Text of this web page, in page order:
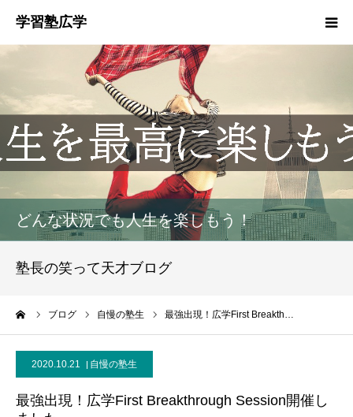
どんな状況でも人生を楽しもう！
塾長の笑って天才ブログ
ブログ 自慢の塾生 最強出現！広学First Breakth…
2020.10.21 自慢の塾生
最強出現！広学First Breakthrough Session開催し
お知らせ
指導方針
HGM
お問い合わせ
ブログ